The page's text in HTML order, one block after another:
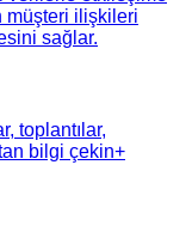
müşteri ilişkileri
sağlar.
toplantılar,
bilgi çekin+